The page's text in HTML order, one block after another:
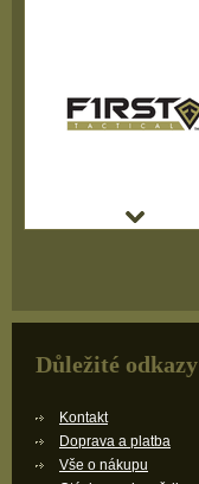
Důležité odkazy
Kontakt
Doprava a platba
Vše o nákupu